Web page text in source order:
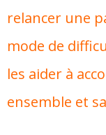
relancer une
mode de
les aider à
ensemble et